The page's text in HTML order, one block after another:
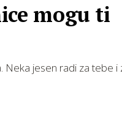
mogu ti
Neka jesen radi za tebe i